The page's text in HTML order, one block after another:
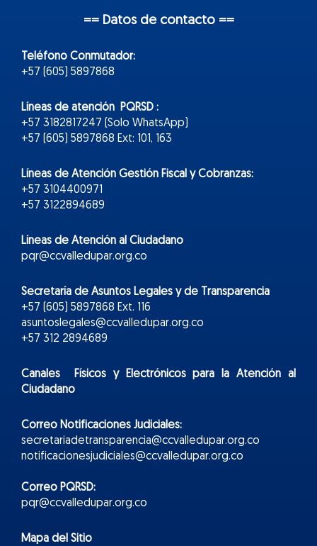
== Datos de contacto ==
Teléfono Conmutador:
+57 (605) 5897868
Líneas de atención PQRSD :
+57 3182817247 (Solo WhatsApp)
+57 (605) 5897868 Ext: 101, 163
Líneas de Atención Gestión Fiscal y Cobranzas:
+57 3104400971
+57 3122894689
Líneas de Atención al Ciudadano
pqr@ccvalledupar.org.co
Secretaría de Asuntos Legales y de Transparencia
+57 (605) 5897868 Ext. 116
asuntoslegales@ccvalledupar.org.co
+57 312 2894689
Canales Físicos yElectrónicospara la Atención al
Ciudadano
Correo Notificaciones Judiciales:
secretariadetransparencia@ccvalledupar.org.co
notificacionesjudiciales@ccvalledupar.org.co
Correo PQRSD:
pqr@ccvalledupar.org.co
Mapa del Sitio